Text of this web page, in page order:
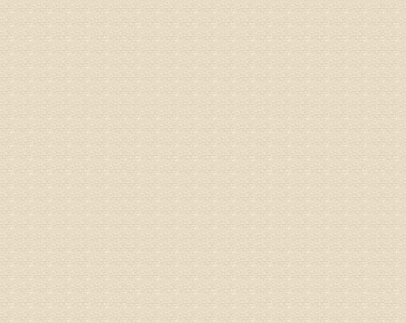
何？
治疗方
理疗、
姓名：
病情描
梁断裂
专家回
孙主任
姓名
专家回